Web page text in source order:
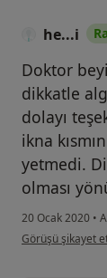
he...i
Doktor
dikkatle
dolayı
ikna
yetmedi.
olması
20 Ocak 2020 •
kullanıcının
Görüşü şikayet